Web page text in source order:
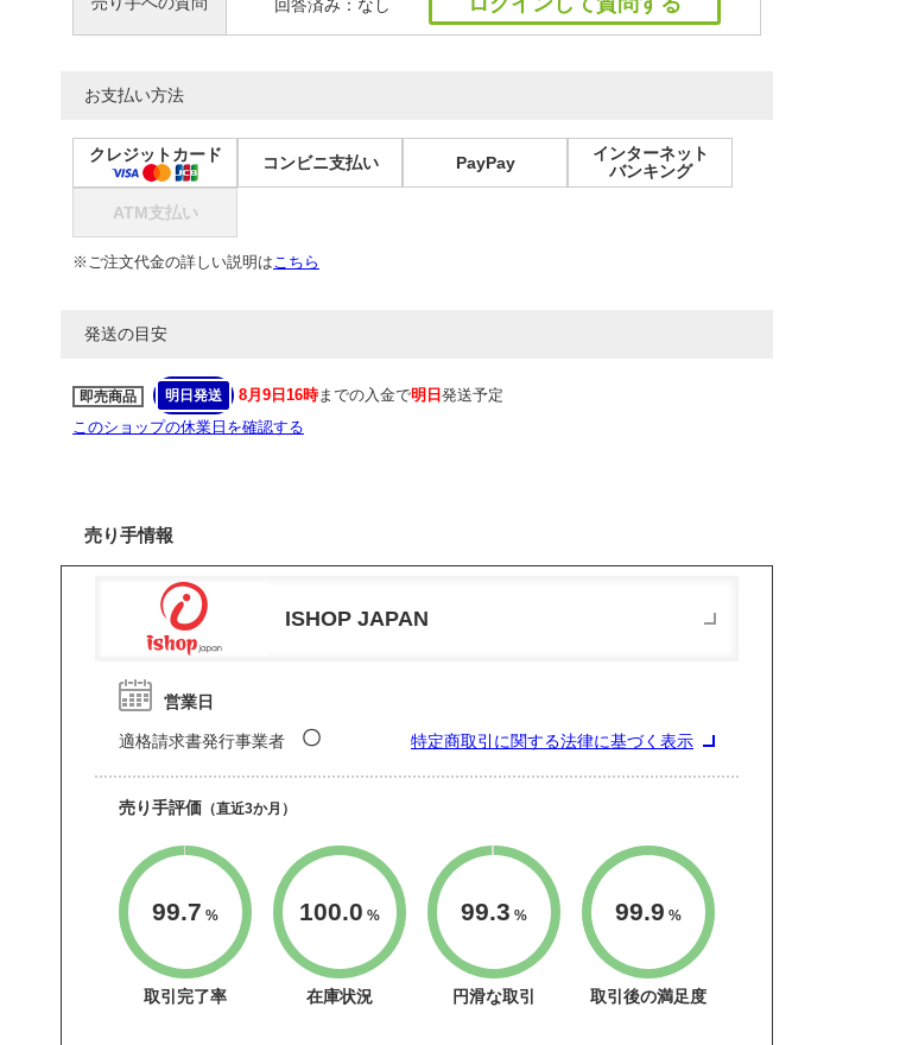
回答済み：なし
お支払い方法
クレジットカード コンビニ支払い PayPay
インターネット
バンキング
ATM支払い
※ご注文代金の詳しい説明はこちら
発送の目安
即売商品 明日発送 8月9日16時までの入金で明日 発送予定
このショップの休業日を確認する
売り手情報
ISHOP JAPAN
営業日
適格請求書発行事業者 〇 特定商取引に関する法律に基づく表示
売り手評価 （直近3か月）
99.7 %
取引完了率
100.0 %
在庫状況
99.3 %
円滑な取引
99.9 %
取引後の満足度